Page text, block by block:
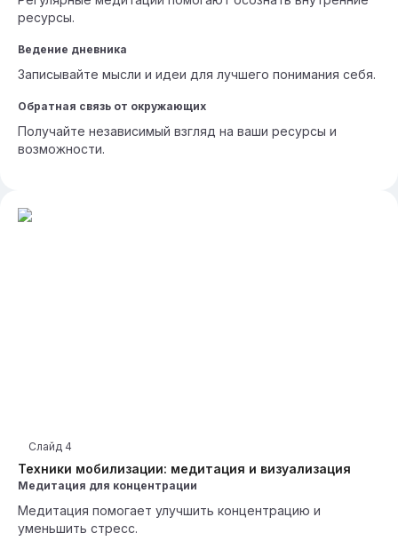
ресурсы.
Ведение дневника
Записывайте мысли и идеи для лучшего понимания себя.
Обратная связь от окружающих
Получайте независимый взгляд на ваши ресурсы и
возможности.
Техники мобилизации: медитация и визуализация
Слайд 4
Медитация для концентрации
Медитация помогает улучшить концентрацию и
уменьшить стресс.